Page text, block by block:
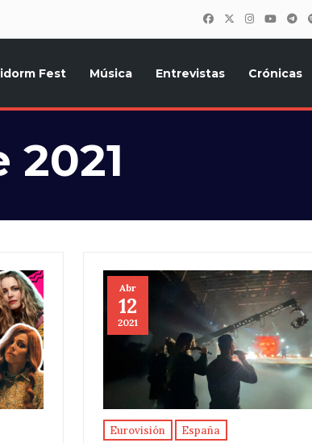
Fest Música Entrevistas Crónicas
2021
Abr
12
2021
Eurovisión España